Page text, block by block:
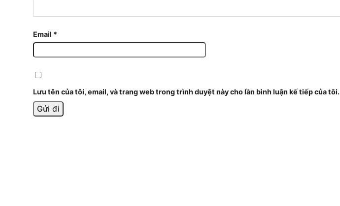
Email *
Lưu tên của tôi, email, và trang web trong trình duyệt này cho lần bình luận kế tiếp của tôi.